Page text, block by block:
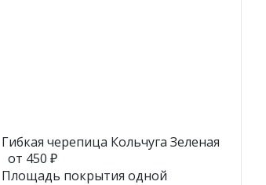
Гибкая черепица Кольчуга Зеленая
от 450 ₽
Площадь покрытия одной